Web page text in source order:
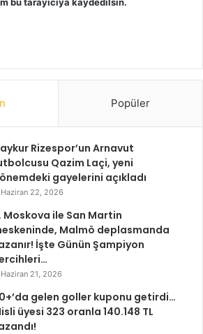
Popüler
Rizespor’un Arnavut
Qazim Laçi, yeni
gayelerini açıkladı
Haziran 22, 2026
Moskova ile San Martin
Malmö deplasmanda
İşte Günün Şampiyon
Haziran 21, 2026
gelen goller kuponu getirdi…
üyesi 323 oranla 140.148 TL